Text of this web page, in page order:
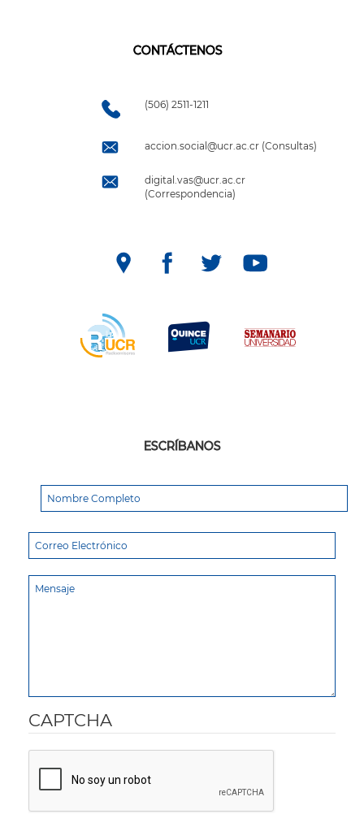
CONTÁCTENOS
(506) 2511-1211
accion.social@ucr.ac.cr (Consultas)
digital.vas@ucr.ac.cr
(Correspondencia)
ESCRÍBANOS
CAPTCHA